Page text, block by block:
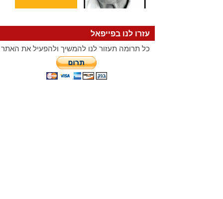
עזרו לנו בפייפאל
כל תרומה תעזור לנו להמשיך ולהפעיל את האתר